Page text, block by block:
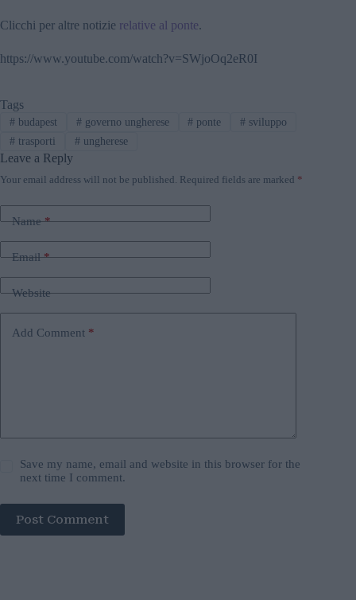
Clicchi per altre notizie relative al ponte.
https://www.youtube.com/watch?v=SWjoOq2eR0I
Tags
#budapest #governo ungherese # ponte # sviluppo
#trasporti #ungherese
Leave a Reply
Your email address will not be published. Required fields are marked *
Name*
Email*
Website
Add Comment *
Save my name, email and website in this browser for the
next time I comment.
Post Comment